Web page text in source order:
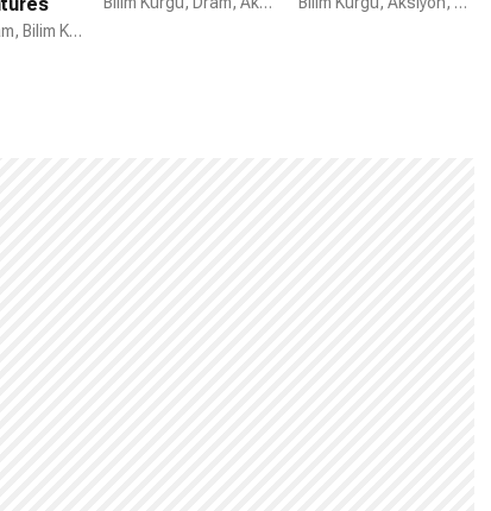
Aksiyon, Dram, Bilim Kurgu